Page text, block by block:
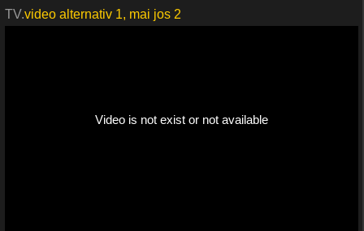
TV.video alternativ 1, mai jos 2